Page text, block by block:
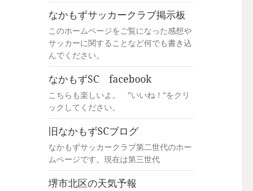
なかもずサッカークラブ掲示板
このホームページをご覧になった感想や
サッカーに関することなど何でも書き込
んでください。
なかもずSC facebook
こちらも楽しいよ。 ”いいね！”をクリ
ックしてください。
旧なかもずSCブログ
なかもずサッカークラブ第二世代のホー
ムページです。現在は第三世代
堺市北区の天気予報